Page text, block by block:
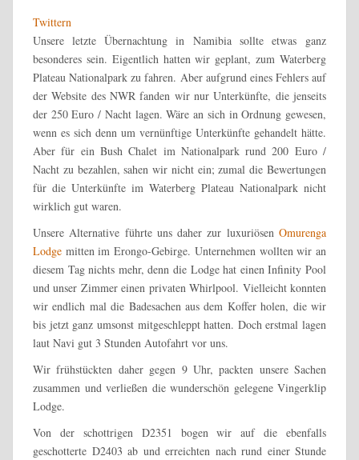
Twittern
Unsere letzte Übernachtung in Namibia sollte etwas ganz
besonderes sein. Eigentlich hatten wir geplant, zum Waterberg
Plateau Nationalpark zu fahren. Aber aufgrund eines Fehlers auf
der Website des NWR fanden wir nur Unterkünfte, die jenseits
der 250 Euro / Nacht lagen. Wäre an sich in Ordnung gewesen,
wenn es sich denn um vernünftige Unterkünfte gehandelt hätte.
Aber für ein Bush Chalet im Nationalpark rund 200 Euro /
Nacht zu bezahlen, sahen wir nicht ein; zumal die Bewertungen
für die Unterkünfte im Waterberg Plateau Nationalpark nicht
wirklich gut waren.
Unsere Alternative führte uns daher zur luxuriösen Omurenga
Lodge mitten im Erongo-Gebirge. Unternehmen wollten wir an
diesem Tag nichts mehr, denn die Lodge hat einen Infinity Pool
und unser Zimmer einen privaten Whirlpool. Vielleicht konnten
wir endlich mal die Badesachen aus dem Koffer holen, die wir
bis jetzt ganz umsonst mitgeschleppt hatten. Doch erstmal lagen
laut Navi gut 3 Stunden Autofahrt vor uns.
Wir frühstückten daher gegen 9 Uhr, packten unsere Sachen
zusammen und verließen die wunderschön gelegene Vingerklip
Lodge.
Von der schottrigen D2351 bogen wir auf die ebenfalls
geschotterte D2403 ab und erreichten nach rund einer Stunde